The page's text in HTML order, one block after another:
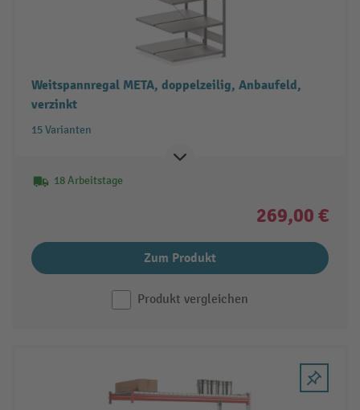
Weitspannregal META, doppelzeilig, Anbaufeld,
verzinkt
15 Varianten
18 Arbeitstage
269,00 €
Zum Produkt
Produkt vergleichen